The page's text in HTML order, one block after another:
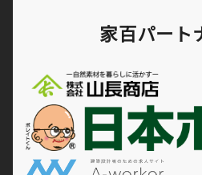
家百パート